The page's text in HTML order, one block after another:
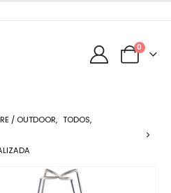
0
/ OUTDOOR, TODOS,